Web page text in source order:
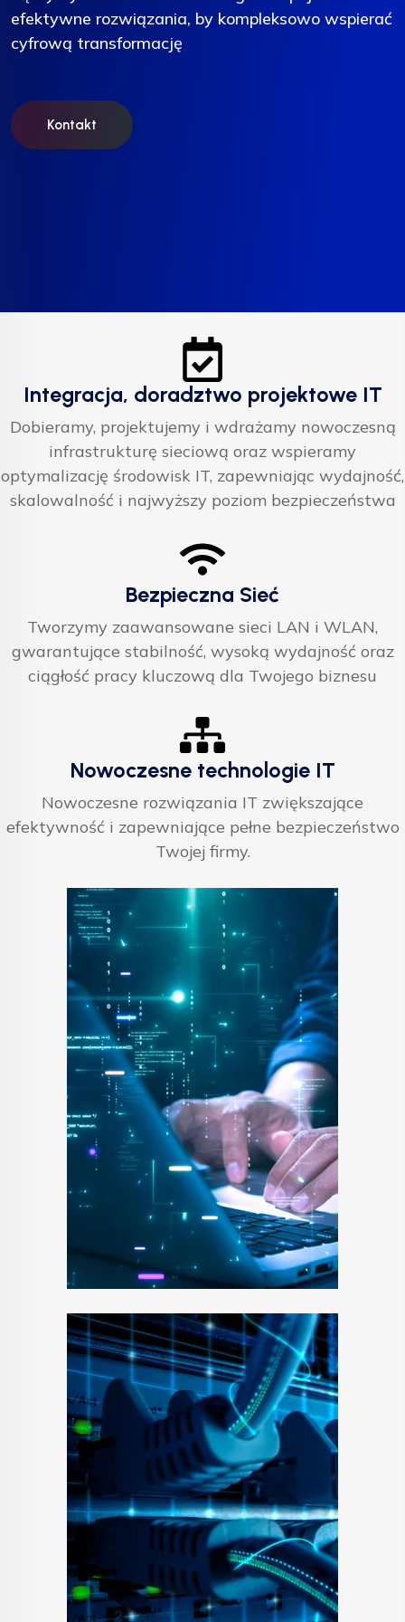
efektywne rozwiązania, by kompleksowo wspierać
cyfrową transformację
Kontakt
efektywne rozwiązania, by kompleksowo wspierać
cyfrową transformację
Kontakt
efektywne rozwiązania, by kompleksowo wspierać
cyfrową transformację
Kontakt
Integracja, doradztwo projektowe IT
Dobieramy, projektujemy i wdrażamy nowoczesną
infrastrukturę sieciową oraz wspieramy
optymalizację środowisk IT, zapewniając wydajność,
skalowalność i najwyższy poziom bezpieczeństwa
Bezpieczna Sieć
Tworzymy zaawansowane sieci LAN i WLAN,
gwarantujące stabilność, wysoką wydajność oraz
ciągłość pracy kluczową dla Twojego biznesu
Nowoczesne technologie IT
Nowoczesne rozwiązania IT zwiększające
efektywność i zapewniające pełne bezpieczeństwo
Twojej firmy.